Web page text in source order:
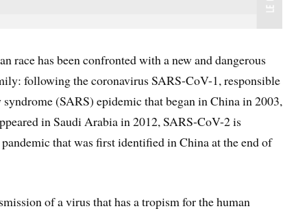
race has been confronted with a new and dangerous
following the coronavirus SARS-CoV-1, responsible
(SARS) epidemic that began in China in 2003,
in Saudi Arabia in 2012, SARS-CoV-2 is
that was first identified in China at the end of
of a virus that has a tropism for the human